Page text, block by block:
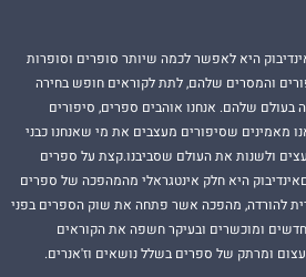
התגובות שלי
ואומרת ששמעתי
מצאתי את עצמי
במקום להתייאש
ייעוץ משפחתי,
הקמתי את בית
מאז ובעשר השנים
היא לאפשר לכמה שיותר סופרים וסופרות
והמסרים שלהם, לתת לקוראים חופש בחירה
בעולם שלהם. אנחנו אוהבים ספרים, סיפורים
מאמינים שסיפורים מעצבים את מי שאנחנו כבני
ולשנות את העולם שסביבנו.קצת על ספרים
היא חלק אינטגראלי מהמהפכה של ספרים
להורדה, מהפכה אשר פתחה את שוק הספרים בפני
ומוכשרים ובעיקר חשפה את הקוראים
ומרתק של ספרים בשלל נושאים וז'אנרים.